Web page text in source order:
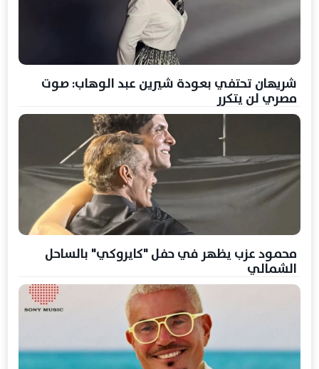
شريهان تحتفي بعودة شيرين عبد الوهاب: صوت
مصري لن يتكرر
محمود عزب يظهر في حفل "كايروكي" بالساحل
الشمالي